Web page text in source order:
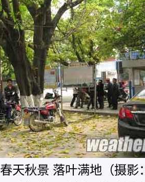
春天秋景 落叶满地（摄影